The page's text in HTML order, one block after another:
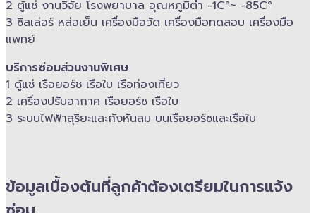
2 ตู้แช่ งานวิจัย โรงพยาบาล อุณหภูมิ​ต่ำ -​1C°~ -​85C°
3 ชิลเล่อร์ หล่อเย็น เครื่องมือวัด เครื่องมือทดสอบ เครื่องมือ
แพทย์
บริการซ่อมส่วนงานพิเศษ
1 ตู้แช่ เรือยอร์ช เรือใบ เรือท่องเที่ยว
2 เครื่องปรับอากาศ เรือยอร์ช เรือใบ
3 ระบบไฟฟ้าสุริยะและกังหันลม บนเรือยอร์ช​และเรือใบ
ข้อมูลเบื้องต้นที่ลูกค้าต้องเตรียมในการแจ้ง